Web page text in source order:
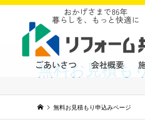
おかげさまで86年
暮らしを、もっと快適に
ごあいさつ 会社概要
無料お見積も
無料お見積もり申込みページ